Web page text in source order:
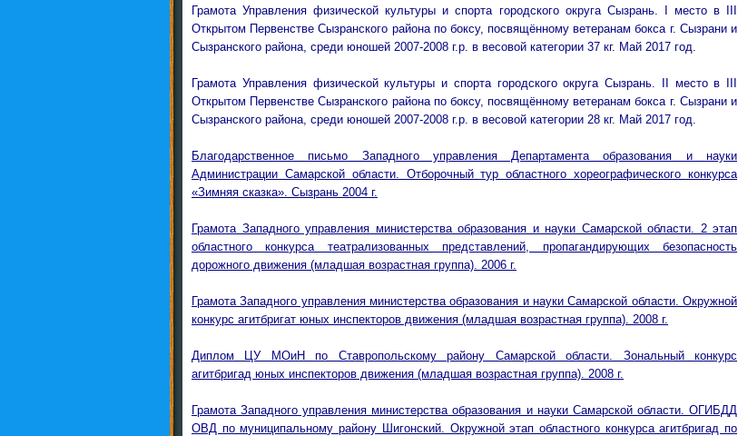
Грамота Управления физической культуры и спорта городского округа Сызрань. I место в III
Открытом Первенстве Сызранского района по боксу, посвящённому ветеранам бокса г. Сызрани и
Сызранского района, среди юношей 2007-2008 г.р. в весовой категории 37 кг. Май 2017 год.
Грамота Управления физической культуры и спорта городского округа Сызрань. II место в III
Открытом Первенстве Сызранского района по боксу, посвящённому ветеранам бокса г. Сызрани и
Сызранского района, среди юношей 2007-2008 г.р. в весовой категории 28 кг. Май 2017 год.
Благодарственное письмо Западного управления Департамента образования и науки
Администрации Самарской области. Отборочный тур областного хореографического конкурса
«Зимняя сказка». Сызрань 2004 г.
Грамота Западного управления министерства образования и науки Самарской области. 2 этап
областного конкурса театрализованных представлений, пропагандирующих безопасность
дорожного движения (младшая возрастная группа). 2006 г.
Грамота Западного управления министерства образования и науки Самарской области. Окружной
конкурс агитбригат юных инспекторов движения (младшая возрастная группа). 2008 г.
Диплом ЦУ МОиН по Ставропольскому району Самарской области. Зональный конкурс
агитбригад юных инспекторов движения (младшая возрастная группа). 2008 г.
Грамота Западного управления министерства образования и науки Самарской области. ОГИБДД
ОВД по муниципальному району Шигонский. Окружной этап областного конкурса агитбригад по